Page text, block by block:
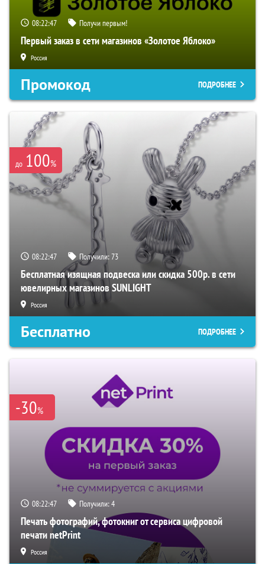
08:22:46 Получи первым!
Первый заказ в сети магазинов «Золотое Яблоко»
Россия
Промокод ПОДРОБНЕЕ
до 100%
08:22:46 Получили:73
Бесплатная изящная подвеска или скидка 500р. в сети
ювелирных магазинов SUNLIGHT
Россия
Бесплатно ПОДРОБНЕЕ
-30%
08:22:46 Получили:4
Печать фотографий, фотокниг от сервиса цифровой
печати netPrint
Россия